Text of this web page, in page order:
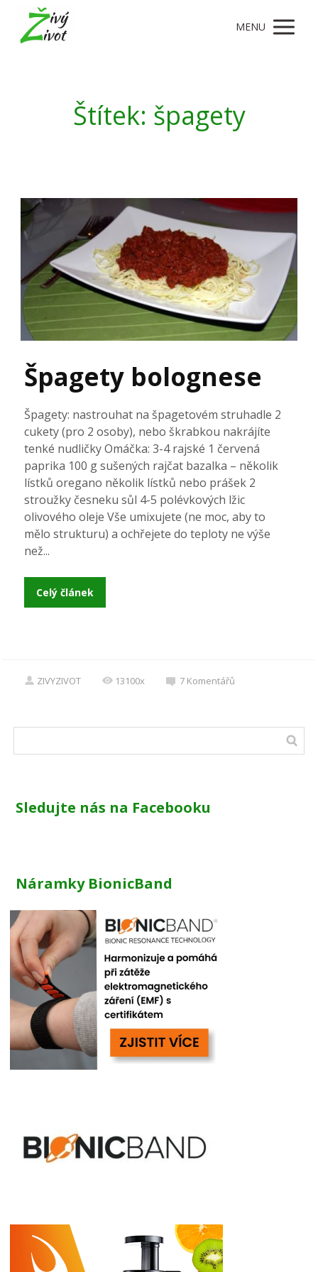
MENU
Štítek: špagety
Špagety bolognese
Špagety: nastrouhat na špagetovém struhadle 2
cukety (pro 2 osoby), nebo škrabkou nakrájíte
tenké nudličky Omáčka: 3-4 rajské 1 červená
paprika 100 g sušených rajčat bazalka – několik
lístků oregano několik lístků nebo prášek 2
stroužky česneku sůl 4-5 polévkových lžic
olivového oleje Vše umixujete (ne moc, aby to
mělo strukturu) a ochřejete do teploty ne výše
než...
Celý článek
ZIVYZIVOT 13100x 7 Komentářů
Sledujte nás na Facebooku
Náramky BionicBand